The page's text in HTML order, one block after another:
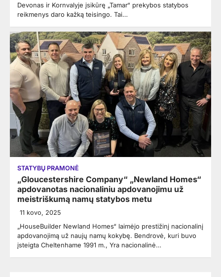
Devonas ir Kornvalyje įsikūrę „Tamar“ prekybos statybos
reikmenys daro kažką teisingo. Tai…
STATYBŲ PRAMONĖ
„Gloucestershire Company“ „Newland Homes“
apdovanotas nacionaliniu apdovanojimu už
meistriškumą namų statybos metu
11 kovo, 2025
„HouseBuilder Newland Homes“ laimėjo prestižinį nacionalinį
apdovanojimą už naujų namų kokybę. Bendrovė, kuri buvo
įsteigta Cheltenhame 1991 m., Yra nacionalinė…